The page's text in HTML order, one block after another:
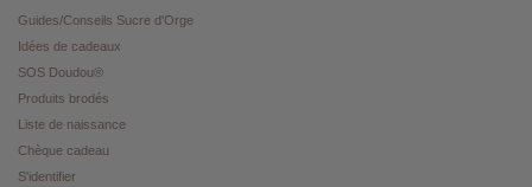
Guides/Conseils Sucre d'Orge
Idées de cadeaux
SOS Doudou®
Produits brodés
Liste de naissance
Chèque cadeau
S'identifier